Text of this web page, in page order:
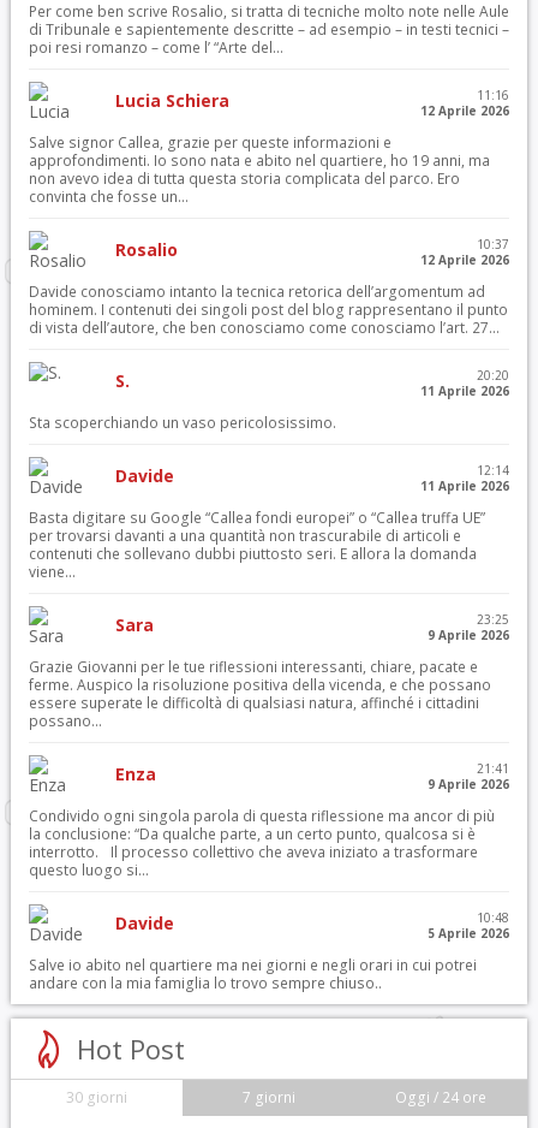
Per come ben scrive Rosalio, si tratta di tecniche molto note nelle Aule
di Tribunale e sapientemente descritte – ad esempio – in testi tecnici –
poi resi romanzo – come l’ “Arte del...
Lucia Schiera
11:16
12 Aprile 2026
Salve signor Callea, grazie per queste informazioni e
approfondimenti. Io sono nata e abito nel quartiere, ho 19 anni, ma
non avevo idea di tutta questa storia complicata del parco. Ero
convinta che fosse un...
Rosalio
10:37
12 Aprile 2026
Davide conosciamo intanto la tecnica retorica dell’argomentum ad
hominem. I contenuti dei singoli post del blog rappresentano il punto
di vista dell’autore, che ben conosciamo come conosciamo l’art. 27...
S.
20:20
11 Aprile 2026
Sta scoperchiando un vaso pericolosissimo.
Davide
12:14
11 Aprile 2026
Basta digitare su Google “Callea fondi europei” o “Callea truffa UE”
per trovarsi davanti a una quantità non trascurabile di articoli e
contenuti che sollevano dubbi piuttosto seri. E allora la domanda
viene...
Sara
23:25
9 Aprile 2026
Grazie Giovanni per le tue riflessioni interessanti, chiare, pacate e
ferme. Auspico la risoluzione positiva della vicenda, e che possano
essere superate le difficoltà di qualsiasi natura, affinché i cittadini
possano...
Enza
21:41
9 Aprile 2026
Condivido ogni singola parola di questa riflessione ma ancor di più
la conclusione: “Da qualche parte, a un certo punto, qualcosa si è
interrotto. Il processo collettivo che aveva iniziato a trasformare
questo luogo si...
Davide
10:48
5 Aprile 2026
Salve io abito nel quartiere ma nei giorni e negli orari in cui potrei
andare con la mia famiglia lo trovo sempre chiuso..
Hot Post
30 giorni 7 giorni Oggi / 24 ore